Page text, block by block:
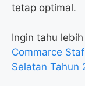
tetap optimal.
Ingin tahu
Commarce
Selatan Tahun